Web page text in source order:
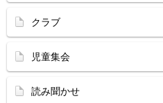
クラブ
児童集会
読み聞かせ